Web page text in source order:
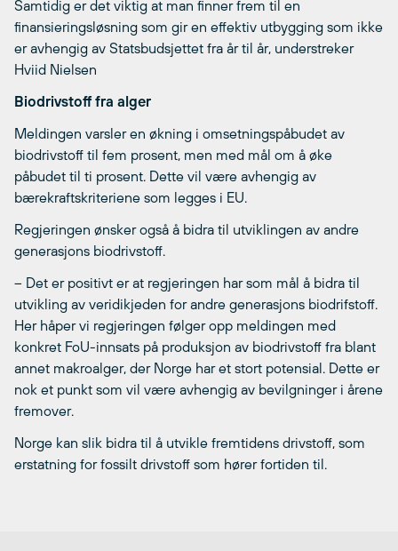
Samtidig er det viktig at man finner frem til en
finansieringsløsning som gir en effektiv utbygging som ikke
er avhengig av Statsbudsjettet fra år til år, understreker
Hviid Nielsen
Biodrivstoff fra alger
Meldingen varsler en økning i omsetningspåbudet av
biodrivstoff til fem prosent, men med mål om å øke
påbudet til ti prosent. Dette vil være avhengig av
bærekraftskriteriene som legges i EU.
Regjeringen ønsker også å bidra til utviklingen av andre
generasjons biodrivstoff.
– Det er positivt er at regjeringen har som mål å bidra til
utvikling av veridikjeden for andre generasjons biodrifstoff.
Her håper vi regjeringen følger opp meldingen med
konkret FoU-innsats på produksjon av biodrivstoff fra blant
annet makroalger, der Norge har et stort potensial. Dette er
nok et punkt som vil være avhengig av bevilgninger i årene
fremover.
Norge kan slik bidra til å utvikle fremtidens drivstoff, som
erstatning for fossilt drivstoff som hører fortiden til.